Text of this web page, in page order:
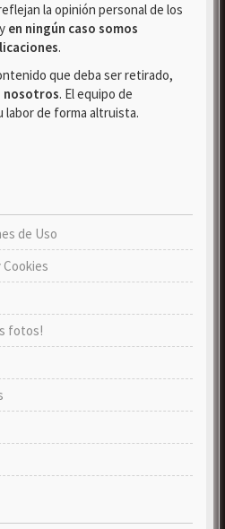
la opinión personal de los
en ningún caso somos
.
que deba ser retirado,
nosotros. El equipo de
labor de forma altruista.
de Uso
fotos!